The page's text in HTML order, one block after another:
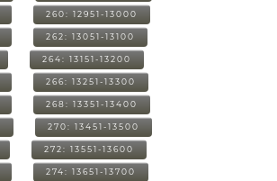
260: 12951-13000
262: 13051-13100
264: 13151-13200
266: 13251-13300
268: 13351-13400
270: 13451-13500
272: 13551-13600
274: 13651-13700